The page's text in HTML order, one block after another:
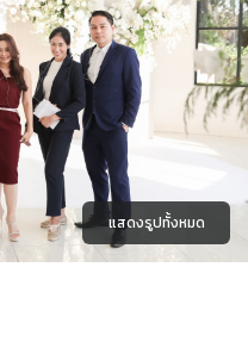
แสดงรูปทั้งหมด